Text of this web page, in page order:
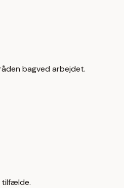
bagved arbejdet.
tilfælde.